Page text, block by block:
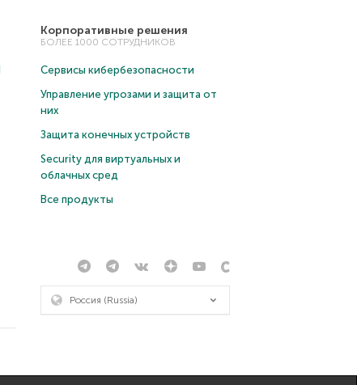
Корпоративные решения
БОЛЕЕ 1000 СОТРУДНИКОВ
Сервисы кибербезопасности
Управление угрозами и защита от
них
Защита конечных устройств
Security для виртуальных и
облачных сред
Все продукты
Россия (Russia)